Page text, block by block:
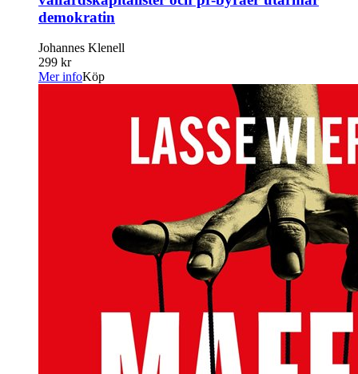
demokratin
Johannes Klenell
299 kr
Mer infoKöp